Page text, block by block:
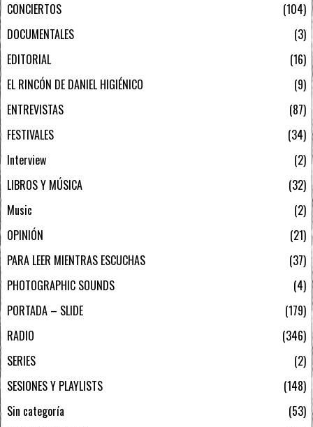
CONCIERTOS
104
DOCUMENTALES
3
EDITORIAL
16
EL RINCÓN DE DANIEL HIGIÉNICO
9
ENTREVISTAS
87
FESTIVALES
34
Interview
2
LIBROS Y MÚSICA
32
Music
2
OPINIÓN
21
PARA LEER MIENTRAS ESCUCHAS
37
PHOTOGRAPHIC SOUNDS
4
PORTADA – SLIDE
179
RADIO
346
SERIES
2
SESIONES Y PLAYLISTS
148
Sin categoría
53